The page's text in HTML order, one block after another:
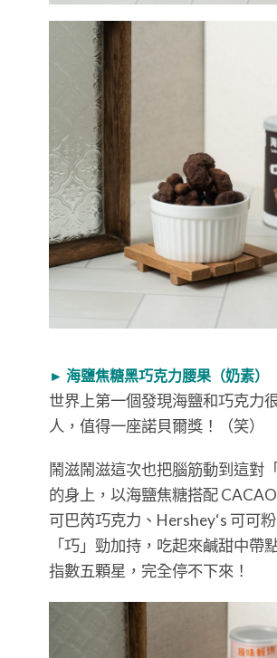
► 海鹽焦糖黑巧克力腰果（奶素）
世界上第一個發現海鹽和巧克力
人，值得一座諾貝爾獎！（笑）
鬧滋鬧滋這次也把腦筋動到這對
的身上，以海鹽焦糖搭配
可巴芮巧克力、Hershey‘s 可可
「巧」勁加持，吃起來鹹甜中帶
指數五顆星，完全停不下來！